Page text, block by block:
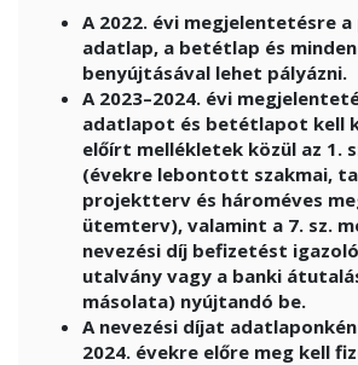
A 2022. évi megjelentetésre
adatlap, a betétlap és
benyújtásával lehet pályázni.
A 2023–2024. évi
adatlapot és betétlapot kell
előírt mellékletek közül az 1.
(évekre lebontott szakmai,
projektterv és hároméves
ütemterv), valamint a 7. sz.
nevezési díj befizetést
utalvány vagy a banki
másolata) nyújtandó be.
A nevezési díjat
2024. évekre előre meg kell